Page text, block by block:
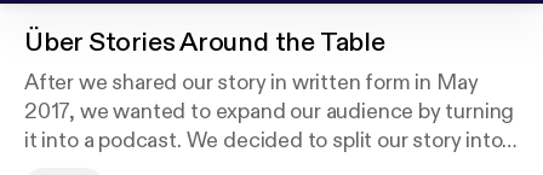
Über Stories Around the Table
After we shared our story in written form in May
2017, we wanted to expand our audience by turning
it into a podcast. We decided to split our story into